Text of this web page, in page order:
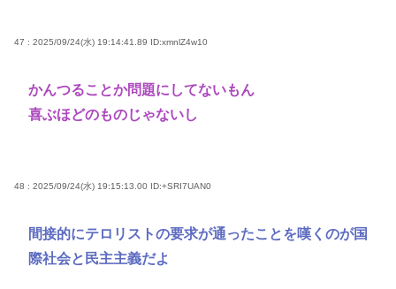
47 : 2025/09/24(水) 19:14:41.89 ID:xmnlZ4w10
かんつることか問題にしてないもん
喜ぶほどのものじゃないし
48 : 2025/09/24(水) 19:15:13.00 ID:+SRI7UAN0
間接的にテロリストの要求が通ったことを嘆くのが国
際社会と民主主義だよ